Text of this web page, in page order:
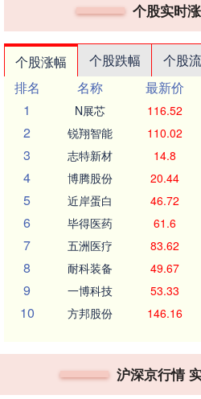
个股实时
个股涨幅 个股跌幅 个股
排名
名称 最新价
1
N展芯 116.52
2 锐翔智能 110.02
3 志特新材 14.8
4 博腾股份 20.44
5 近岸蛋白 46.72
6 毕得医药 61.6
7 五洲医疗 83.62
8 耐科装备 49.67
9 一博科技 53.33
10 方邦股份 146.16
沪深京行情